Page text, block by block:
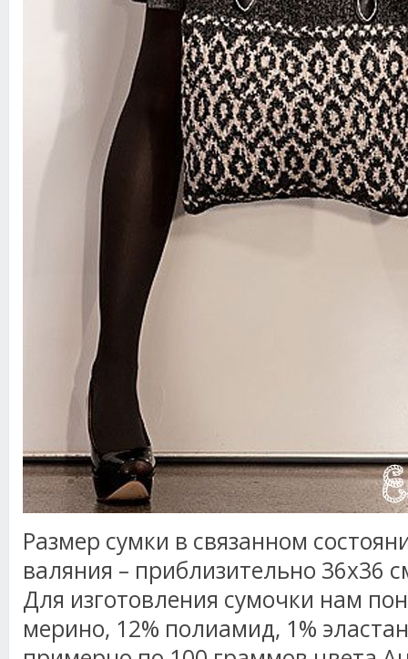
Размер сумки в связанном
валяния – приблизительно 36х36
Для изготовления сумочки нам
мерино, 12% полиамид, 1%